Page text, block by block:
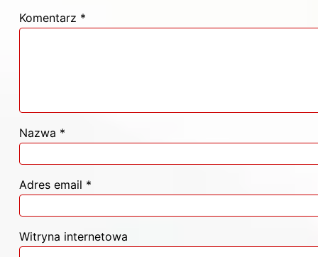
Komentarz *
Nazwa *
Adres email *
Witryna internetowa